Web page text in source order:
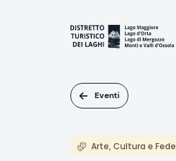
Eventi
Arte, Cultura e Fede